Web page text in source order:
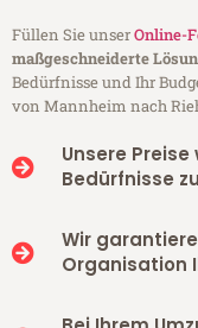
Füllen Sie unserOnline-
maßgeschneiderte
Bedürfnisse und Ihr
von Mannheim nach
Unsere
Bedürfnisse
Wir
Organisation